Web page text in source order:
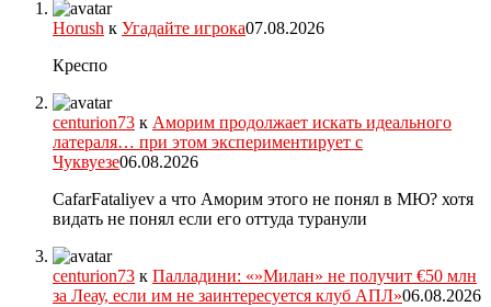
Horush к Угадайте игрока07.08.2026
Креспо
centurion73 к Аморим продолжает искать идеального
латераля… при этом экспериментирует с
Чуквуезе06.08.2026
CafarFataliyev а что Аморим этого не понял в МЮ? хотя
видать не понял если его оттуда туранули
centurion73 к Палладини: «»Милан» не получит €50 млн
за Леау, если им не заинтересуется клуб АПЛ»06.08.2026